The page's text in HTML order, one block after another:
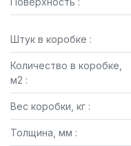
Штук в коробке :
Количество в коробке,
м2 :
Вес коробки, кг :
Толщина, мм :